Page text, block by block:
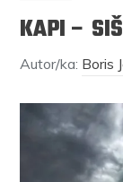
KAPI –
Autor/ka: Boris